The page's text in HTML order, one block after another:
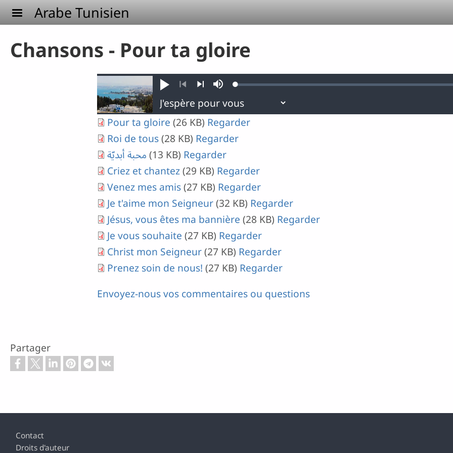
Aller au contenu principal
Arabe Tunisien
Chansons - Pour ta gloire
Jouer
Précédent
SourdineLoaded:
Pour ta gloire (26 KB) Regarder
Roi de tous(28 KB) Regarder
محبة أبديّة
(13 KB) Regarder
Criez et chantez(29 KB) Regarder
Venez mes amis(27 KB) Regarder
Je t'aime mon Seigneur(32 KB) Regarder
Jésus, vous êtes ma bannière (28 KB) Regarder
Je vous souhaite (27 KB) Regarder
Christ mon Seigneur(27 KB) Regarder
Prenez soin de nous! (27 KB) Regarder
Envoyez-nous vos commentaires ou questions
Partager
Footer
Contact
Droits d'auteur